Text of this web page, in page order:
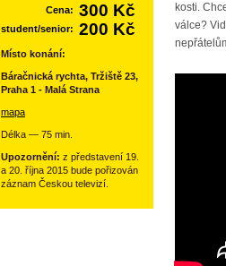
kosti.
válce?
Cena: 300 Kč
student/senior: 200 Kč
Místo konání:
Báračnická rychta, Tržiště 23,
Praha 1 - Malá Strana
mapa
Délka — 75 min.
Upozornění: z představení 19.
a 20. října 2015 bude pořizován
záznam Českou televizí.